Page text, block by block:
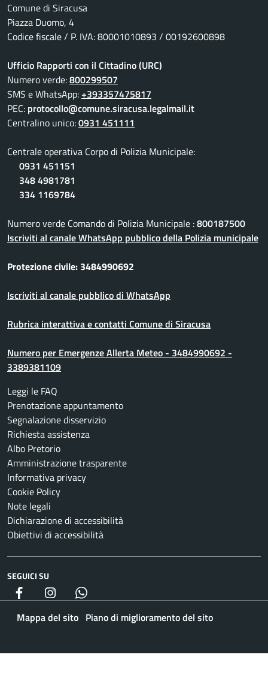
Comune di Siracusa
Piazza Duomo, 4
Codice fiscale / P. IVA: 80001010893 / 00192600898
Ufficio Rapporti con il Cittadino (URC)
Numero verde:800299507
SMS e WhatsApp:+393357475817
PEC: protocollo@comune.siracusa.legalmail.it
Centralino unico:0931 451111
Centrale operativa Corpo di Polizia Municipale:
0931 451151
348 4981781
334 1169784
Numero verde Comando di Polizia Municipale :800187500
Iscriviti al canale WhatsApp pubblico della Polizia municipale
Protezione civile: 3484990692
Iscriviti al canale pubblico di WhatsApp
Rubrica interattiva e contatti Comune di Siracusa
Numero per Emergenze Allerta Meteo - 3484990692 -
3389381109
Leggi le FAQ
Prenotazione appuntamento
Segnalazione disservizio
Richiesta assistenza
Albo Pretorio
Amministrazione trasparente
Informativa privacy
Cookie Policy
Note legali
Dichiarazione di accessibilità
Obiettivi di accessibilità
SEGUICI SU
Facebook Instagram
Mappa del sito Piano di miglioramento del sito